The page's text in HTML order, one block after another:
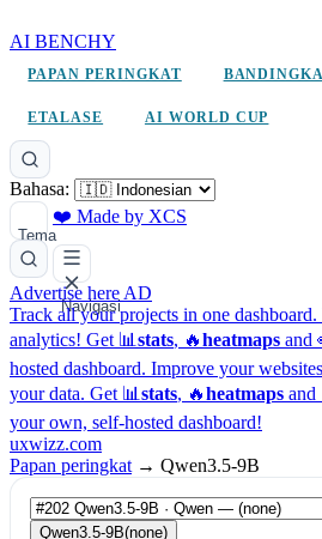
AI BENCHY
PAPAN PERINGKAT
ETALASE AI WORLD CUP
Bahasa:
Tema
❤️ Made by XCS
Navigasi
Advertise here AD
Track all your projects in one dashboard.
analytics! Get 📊 stats, 🔥heatmaps and
hosted dashboard. Improve your
your data. Get 📊 stats, 🔥heatmaps and
your own, self-hosted dashboard!
uxwizz.com
Papan peringkat → Qwen3.5-9B
Qwen3.5-9B(none)